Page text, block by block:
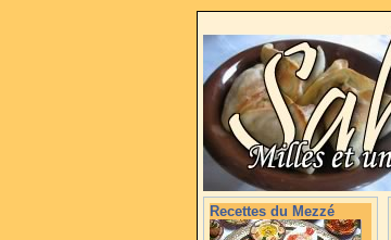
Recettes du Mezzé